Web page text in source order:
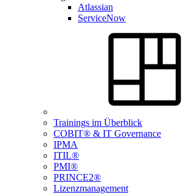
Atlassian
ServiceNow
Trainings im Überblick
COBIT® & IT Governance
IPMA
ITIL®
PMI®
PRINCE2®
Lizenzmanagement